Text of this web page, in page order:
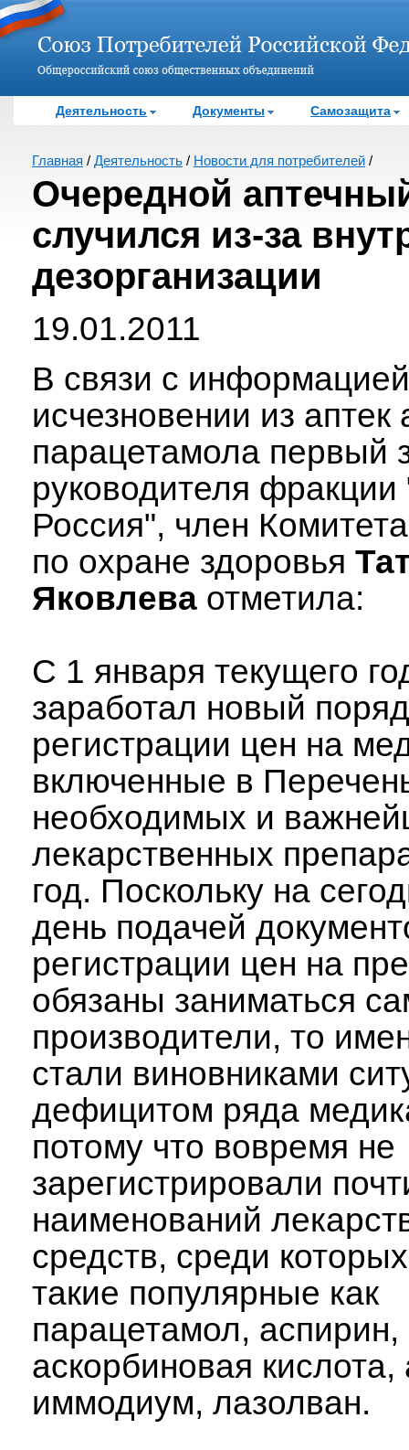
Деятельность Документы Самозащита
Главная / Деятельность / Новости для потребителей /
Очередной
случился из-за
дезорганизации
19.01.2011
В связи с
исчезновении из аптек
парацетамола первый
руководителя
Россия", член
по охране здоровья
Яковлева отметила:
С 1 января текущего
заработал новый
регистрации цен на
включенные в
необходимых и
лекарственных
год. Поскольку на
день подачей
регистрации цен на
обязаны заниматься
производители, то
стали виновниками
дефицитом ряда
потому что вовремя не
зарегистрировали
наименований
средств, среди
такие популярные как
парацетамол, аспирин,
аскорбиновая
иммодиум, лазолван.